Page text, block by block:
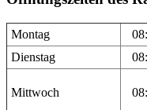
Montag
Dienstag
Mittwoch